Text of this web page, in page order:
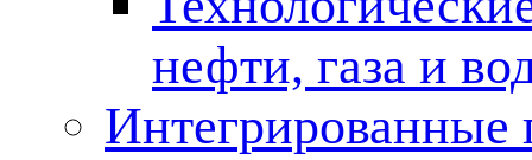
нефти, газа и